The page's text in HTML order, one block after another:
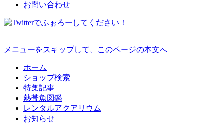
お問い合わせ
メニューをスキップして、このページの本文へ
ホーム
ショップ検索
特集記事
熱帯魚図鑑
レンタルアクアリウム
お知らせ